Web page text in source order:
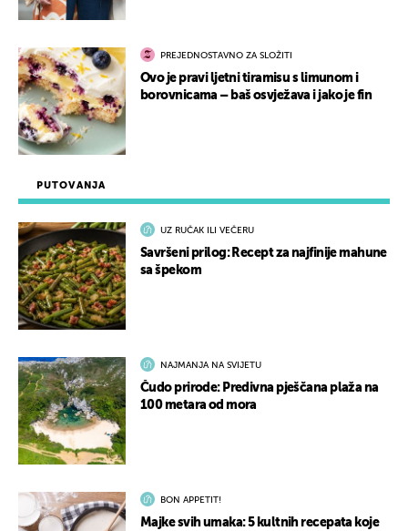
PUTOVANJA
UZ RUČAK ILI VEČERU
Savršeni prilog: Recept za najfinije mahune
sa špekom
NAJMANJA NA SVIJETU
Čudo prirode: Predivna pješčana plaža na
100 metara od mora
BON APPETIT!
Majke svih umaka: 5 kultnih recepata koje
PREJEDNOSTAVNO ZA SLOŽITI
Ovo je pravi ljetni tiramisu s limunom i
borovnicama – baš osvježava i jako je fin